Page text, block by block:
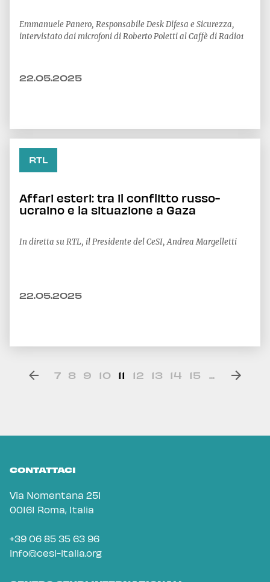
Emmanuele Panero, Responsabile Desk Difesa e Sicurezza,
intervistato dai microfoni di Roberto Poletti al Caffè di Radio1
22.05.2025
RTL
Affari esteri: tra il conflitto russo-
ucraino e la situazione a Gaza
In diretta su RTL, il Presidente del CeSI, Andrea Margelletti
22.05.2025
7 8 9 10 11 12 13 14 15 ...
CONTATTACI
Via Nomentana 251
00161 Roma, Italia
+39 06 85 35 63 96
info@cesi-italia.org